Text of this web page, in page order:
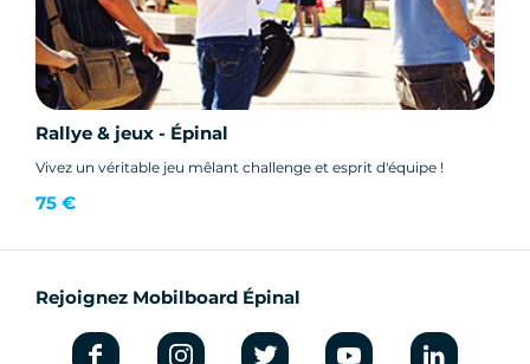
Rallye & jeux - Épinal
Vivez un véritable jeu mêlant challenge et esprit d'équipe !
75 €
Rejoignez Mobilboard Épinal